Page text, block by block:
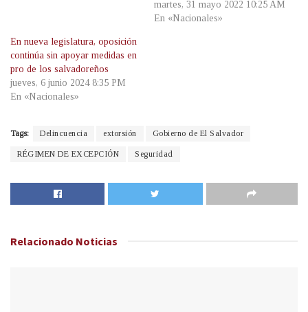
martes, 31 mayo 2022 10:25 AM
En «Nacionales»
En nueva legislatura, oposición
continúa sin apoyar medidas en
pro de los salvadoreños
jueves, 6 junio 2024 8:35 PM
En «Nacionales»
Tags: Delincuencia extorsión Gobierno de El Salvador
RÉGIMEN DE EXCEPCIÓN Seguridad
Relacionado Noticias